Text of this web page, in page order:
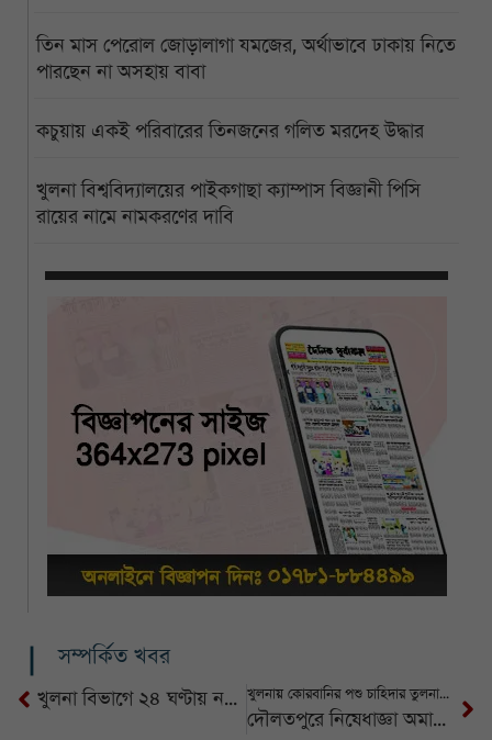
তিন মাস পেরোল জোড়ালাগা যমজের, অর্থাভাবে ঢাকায় নিতে
পারছেন না অসহায় বাবা
কচুয়ায় একই পরিবারের তিনজনের গলিত মরদেহ উদ্ধার
খুলনা বিশ্ববিদ্যালয়ের পাইকগাছা ক্যাম্পাস বিজ্ঞানী পিসি
রায়ের নামে নামকরণের দাবি
সম্পর্কিত খবর
খুলনা বিভাগে ২৪ ঘণ্টায় নতুন হামরোগী ৯৭, ঝুঁকিতে কুষ্টিয়া-যশোর খুলনায় কোরবানির পশু চাহিদার তুলনায় উদ্বৃত্ত, উৎকণ্ঠায় খামারিরা
দৌলতপুরে নিষেধাজ্ঞা অমান্য করে পদ্মায় চলছে অবাঁধে বালু উত্তোলন : হুমকিতে বাঁধ-ফসল-জনপদ